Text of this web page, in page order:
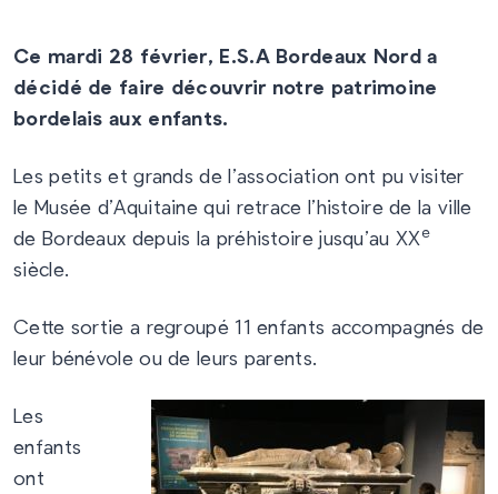
Ce mardi 28 février, E.S.A Bordeaux Nord a
décidé de faire découvrir notre patrimoine
bordelais aux enfants.
Les petits et grands de l’association ont pu visiter
le Musée d’Aquitaine qui retrace l’histoire de la ville
de Bordeaux depuis la préhistoire jusqu’au XXe
siècle.
Cette sortie a regroupé 11 enfants accompagnés de
leur bénévole ou de leurs parents.
Les
enfants
ont